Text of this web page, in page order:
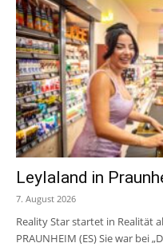
Leylaland in
7. August 2026
Reality Star startet in Realität
PRAUNHEIM (ES) Sie war bei